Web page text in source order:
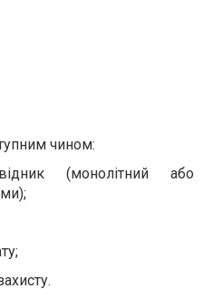
чином:
(монолітний або